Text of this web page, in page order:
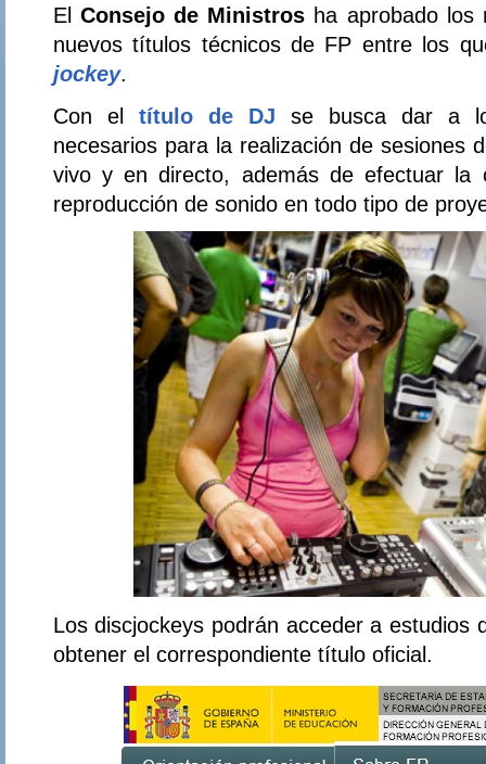
El Consejo de Ministros ha aprobado los
nuevos títulos técnicos de FP entre los
jockey.
Con el título de DJ
se busca dar a
necesarios para la realización de sesiones
vivo y en directo, además de efectuar la
reproducción de sonido en todo tipo de
Los discjockeys podrán acceder a estudios
obtener el correspondiente título oficial.